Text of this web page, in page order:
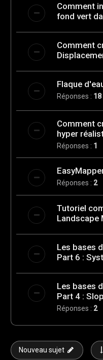
Comment
fond vert
Comment
Flaque
Réponses : 18
Comment
hyper
Réponses : 1
Réponses : 2
Tutoriel
Landscape
Les bases
Part 6 :
Les bases
Part 4 :
Réponses : 2
Nouveau sujet